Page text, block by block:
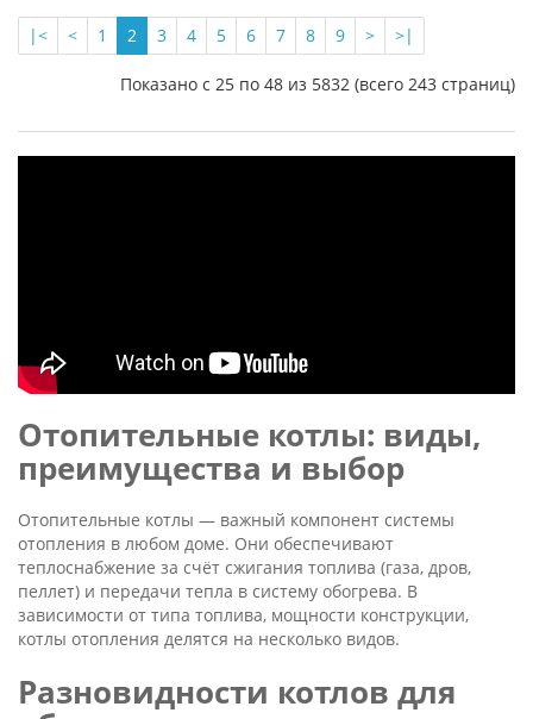
|< < 1 2 3 4 5 6 7 8 9 > >|
Показано с 25 по 48 из 5832 (всего 243 страниц)
Отопительные котлы: виды,
преимущества и выбор
Отопительные котлы — важный компонент системы
отопления в любом доме. Они обеспечивают
теплоснабжение за счёт сжигания топлива (газа, дров,
пеллет) и передачи тепла в систему обогрева. В
зависимости от типа топлива, мощности конструкции,
котлы отопления делятся на несколько видов.
Разновидности котлов для